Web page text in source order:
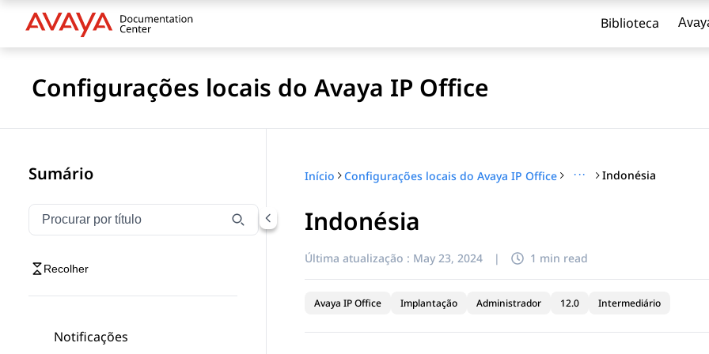
Biblioteca
Configurações locais do Avaya IP Office
Sumário
Filtrar navegação por título
Digite para filtrar itens de navegação por título
Recolher
Notificações
Início Configurações locais do Avaya IP Office ··· Indonésia
Indonésia
Última atualização : May 23, 2024 | 1 min read
Avaya IP Office Implantação Administrador 12.0 Intermediário